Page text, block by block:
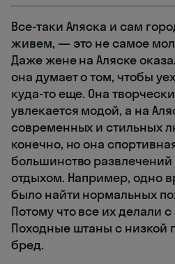
Все-таки Аляска и сам
живем, — это не самое
Даже жене на Аляске
она думает о том, чтобы
куда-то еще. Она
увлекается модой, а на
современных и стильных
конечно, но она
большинство
отдыхом. Например, одно
было найти нормальных
Потому что все их делали
Походные штаны с низкой
бред.